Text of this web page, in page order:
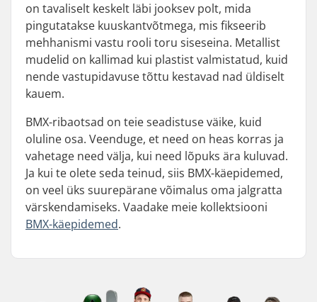
on tavaliselt keskelt läbi jooksev polt, mida
pingutatakse kuuskantvõtmega, mis fikseerib
mehhanismi vastu rooli toru siseseina. Metallist
mudelid on kallimad kui plastist valmistatud, kuid
nende vastupidavuse tõttu kestavad nad üldiselt
kauem.
BMX-ribaotsad on teie seadistuse väike, kuid
oluline osa. Veenduge, et need on heas korras ja
vahetage need välja, kui need lõpuks ära kuluvad.
Ja kui te olete seda teinud, siis BMX-käepidemed,
on veel üks suurepärane võimalus oma jalgratta
värskendamiseks. Vaadake meie kollektsiooni
BMX-käepidemed.